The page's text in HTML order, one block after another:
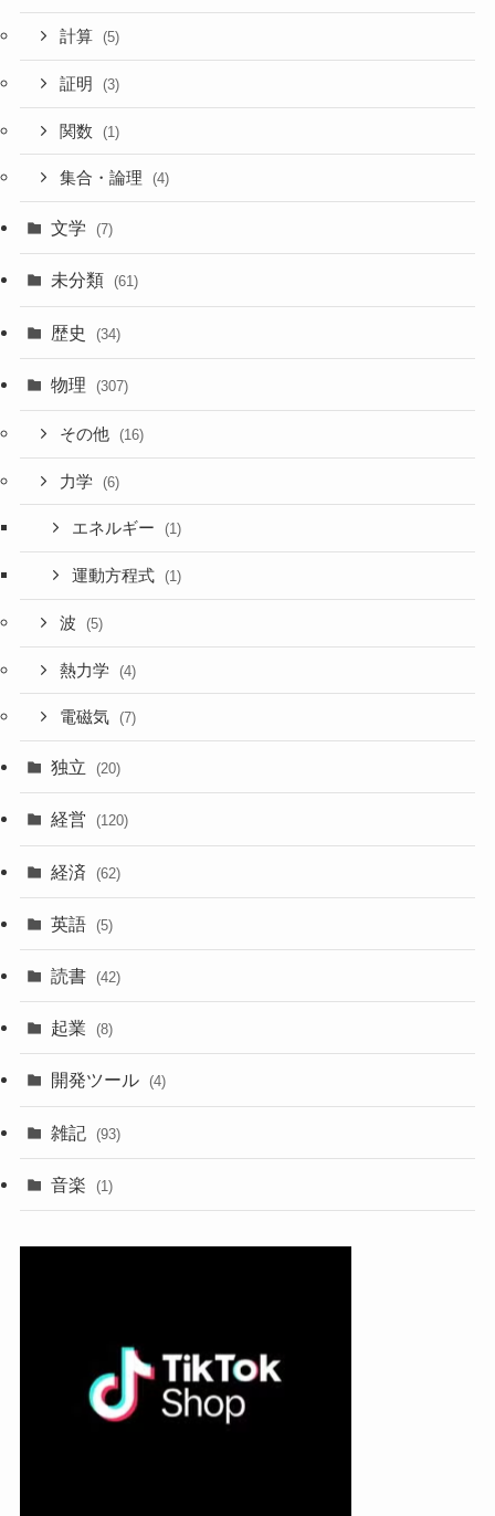
計算 (5)
証明 (3)
関数 (1)
集合・論理 (4)
文学 (7)
未分類 (61)
歴史 (34)
物理 (307)
その他 (16)
力学 (6)
エネルギー (1)
運動方程式 (1)
波 (5)
熱力学 (4)
電磁気 (7)
独立 (20)
経営 (120)
経済 (62)
英語 (5)
読書 (42)
起業 (8)
開発ツール (4)
雑記 (93)
音楽 (1)